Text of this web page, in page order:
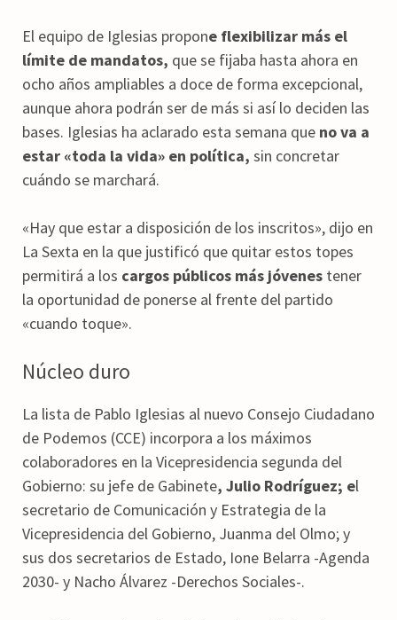
El equipo de Iglesias propone flexibilizar más el
límite de mandatos, que se fijaba hasta ahora en
ocho años ampliables a doce de forma excepcional,
aunque ahora podrán ser de más si así lo deciden las
bases. Iglesias ha aclarado esta semana que no va a
estar «toda la vida» en política, sin concretar
cuándo se marchará.
«Hay que estar a disposición de los inscritos», dijo en
La Sexta en la que justificó que quitar estos topes
permitirá a los cargos públicos más jóvenes tener
la oportunidad de ponerse al frente del partido
«cuando toque».
Núcleo duro
La lista de Pablo Iglesias al nuevo Consejo Ciudadano
de Podemos (CCE) incorpora a los máximos
colaboradores en la Vicepresidencia segunda del
Gobierno: su jefe de Gabinete, Julio Rodríguez; el
secretario de Comunicación y Estrategia de la
Vicepresidencia del Gobierno, Juanma del Olmo; y
sus dos secretarios de Estado, Ione Belarra -Agenda
2030- y Nacho Álvarez -Derechos Sociales-.